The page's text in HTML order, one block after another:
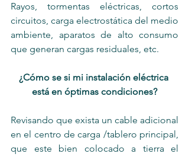
Rayos, tormentas eléctricas, cortos
circuitos, carga electrostática del medio
ambiente, aparatos de alto consumo
que generan cargas residuales, etc.
¿Cómo se si mi instalación eléctrica
está en óptimas condiciones?
Revisando que exista un cable adicional
en el centro de carga /tablero principal,
que este bien colocado a tierra el